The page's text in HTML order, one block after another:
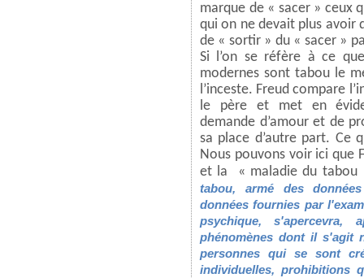
marque de « sacer » ceux
qui on ne devait plus avoir
de « sortir » du « sacer »
Si l’on se réfère à ce
modernes sont tabou le
l’inceste. Freud compare
le père et met en
demande d’amour et de
sa place d’autre part. Ce
Nous pouvons voir ici que
et la « maladie du
tabou, armé des
données fournies par
psychique,
phénomènes dont il s'agit
personnes qui se sont
individuelles, prohibitions